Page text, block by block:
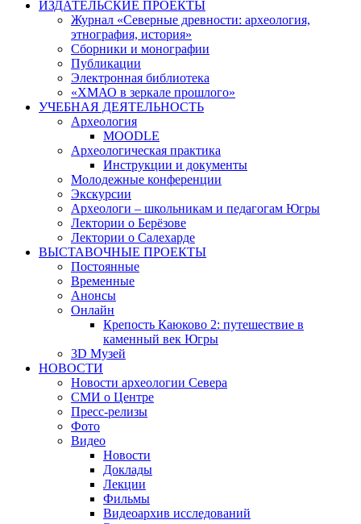
ИЗДАТЕЛЬСКИЕ ПРОЕКТЫ
Журнал «Северные древности: археология,
этнография, история»
Сборники и монографии
Публикации
Электронная библиотека
«ХМАО в зеркале прошлого»
УЧЕБНАЯ ДЕЯТЕЛЬНОСТЬ
Археология
MOODLE
Археологическая практика
Инструкции и документы
Молодежные конференции
Экскурсии
Археологи – школьникам и педагогам Югры
Лектории о Берёзове
Лектории о Салехарде
ВЫСТАВОЧНЫЕ ПРОЕКТЫ
Постоянные
Временные
Анонсы
Онлайн
Крепость Каюково 2: путешествие в
каменный век Югры
3D Музей
НОВОСТИ
Новости археологии Севера
СМИ о Центре
Пресс-релизы
Фото
Видео
Новости
Доклады
Лекции
Фильмы
Видеоархив исследований